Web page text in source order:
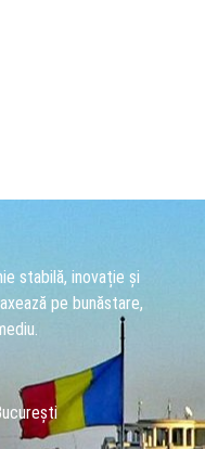
stabilă, inovație și
pe bunăstare,